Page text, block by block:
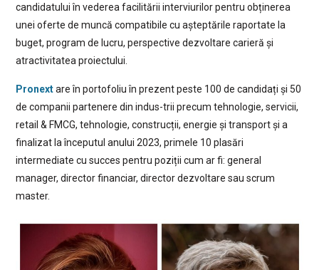
candidatului în vederea facilitării interviurilor pentru obținerea
unei oferte de muncă compatibile cu așteptările raportate la
buget, program de lucru, perspective dezvoltare carieră și
atractivitatea proiectului.
Pronextare în portofoliu în prezent peste 100 de candidați și 50
de companii partenere din indus-trii precum tehnologie, servicii,
retail & FMCG, tehnologie, construcții, energie și transport și a
finalizat la începutul anului 2023, primele 10 plasări
intermediate cu succes pentru poziții cum ar fi: general
manager, director financiar, director dezvoltare sau scrum
master.